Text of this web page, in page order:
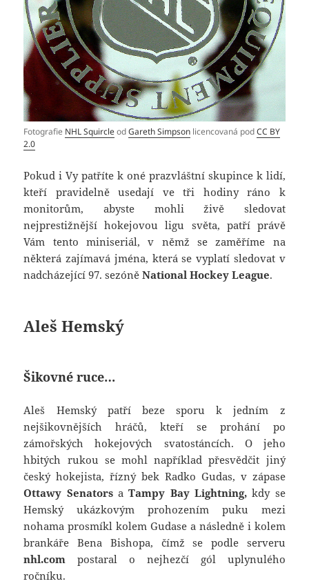
Fotografie NHL SquircleodGareth Simpson licencovaná podCC BY
2.0
Pokud i Vy patříte k oné prazvláštní skupince k lidí,
kteří pravidelně usedají ve tři hodiny ráno k
monitorům, abyste mohli živě sledovat
nejprestižnější hokejovou ligu světa, patří právě
Vám tento miniseriál, v němž se zaměříme na
některá zajímavá jména, která se vyplatí sledovat v
nadcházející 97. sezóněNational Hockey League.
Aleš Hemský
Šikovné ruce…
Aleš Hemský patří beze sporu k jedním z
nejšikovnějších hráčů, kteří se prohání po
zámořských hokejových svatostáncích. O jeho
hbitých rukou se mohl například přesvědčit jiný
český hokejista, řízný bek Radko Gudas, v zápase
Ottawy SenatorsaTampy Bay Lightning,kdy se
Hemský ukázkovým prohozením puku mezi
nohama prosmíkl kolem Gudase a následně i kolem
brankáře Bena Bishopa, čímž se podle serveru
nhl.com postaral o nejhezčí gól uplynulého
ročníku.